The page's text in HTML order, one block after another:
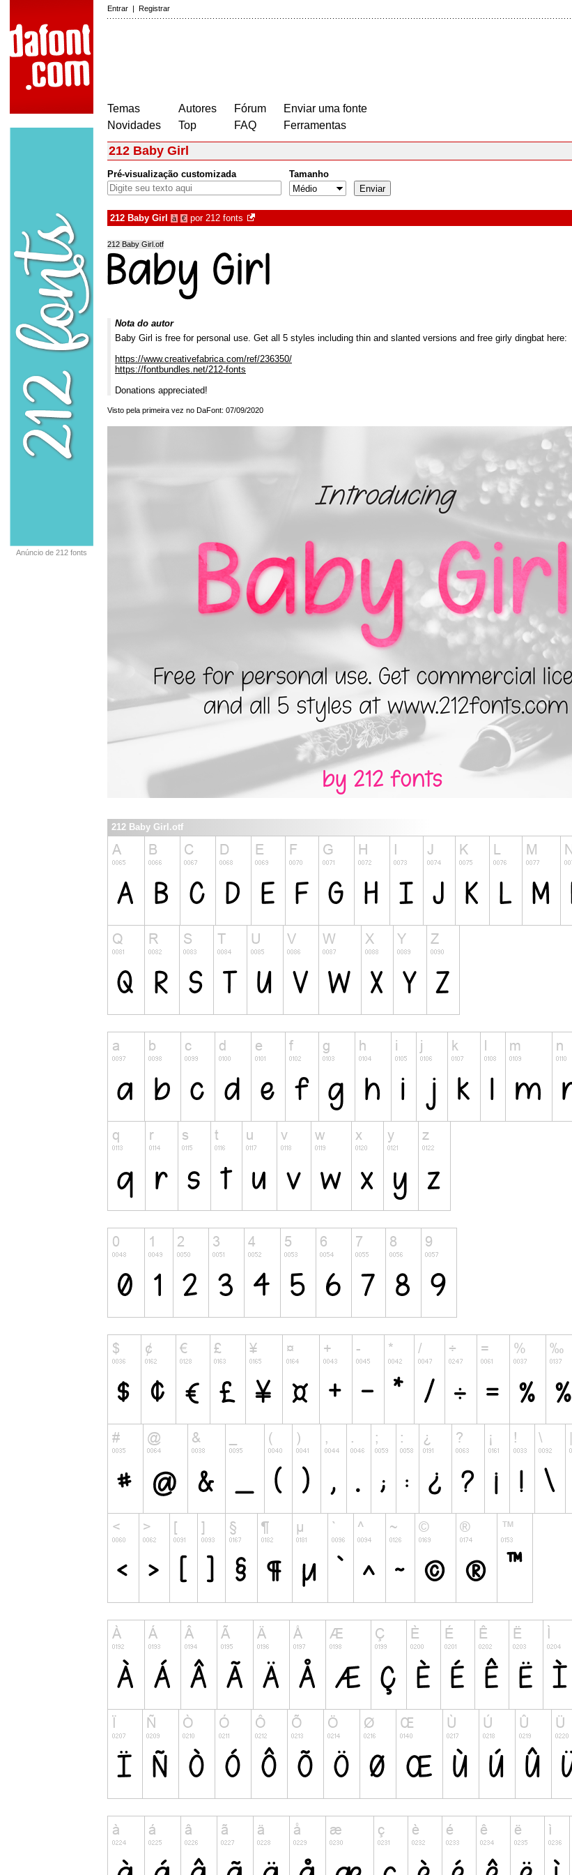
Entrar | Registrar
Temas
Novidades
Autores
Top
Fórum
FAQ
Enviar uma fonte
Ferramentas
Anúncio de 212 fonts
212 Baby Girl
Pré-visualização customizada Tamanho
212 Baby Girl à € por 212 fonts
212 Baby Girl.otf
Nota do autor
Baby Girl is free for personal use. Get all 5 styles including thin and slanted versions and free girly dingbat here:
https://www.creativefabrica.com/ref/236350/
https://fontbundles.net/212-fonts
Donations appreciated!
Visto pela primeira vez no DaFont: 07/09/2020
212 Baby Girl.otf